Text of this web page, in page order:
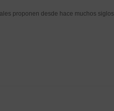
proponen desde hace muchos